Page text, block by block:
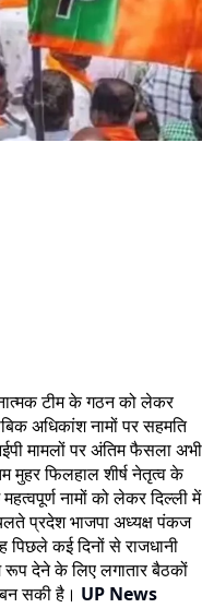
टीम के गठन को लेकर
अधिकांश नामों पर सहमति
मामलों पर अंतिम फैसला अभी
मुहर फिलहाल शीर्ष नेतृत्व के
नामों को लेकर दिल्ली में
प्रदेश भाजपा अध्यक्ष पंकज
पिछले कई दिनों से राजधानी
देने के लिए लगातार बैठकों
सकी है। UP News